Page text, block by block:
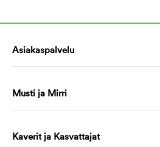
Asiakaspalvelu
Musti ja Mirri
Kaverit ja Kasvattajat